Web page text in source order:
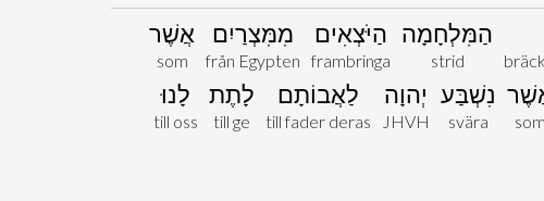
הַמִּלְחָמָה
strid
הַיֹּצְאִים
frambringa
מִמִּצְרַיִם
från Egypten
אֲשֶׁר
som
som
נִשְׁבַּע
svära
יְהוָה
JHVH
לַאֲבוֹתָם
till fader deras
לָתֶת
till ge
לָנוּ
till oss